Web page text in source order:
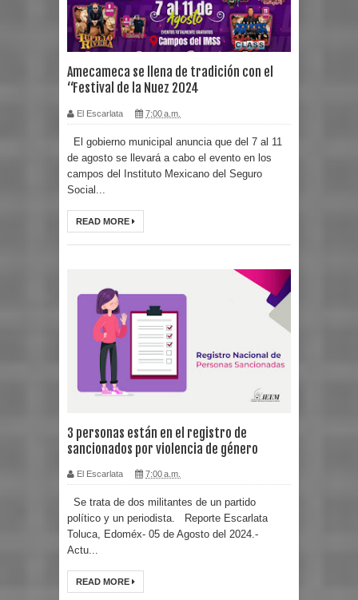
Amecameca se llena de tradición con el
“Festival de la Nuez 2024
El Escarlata 7:00 a.m.
El gobierno municipal anuncia que del 7 al 11
de agosto se llevará a cabo el evento en los
campos del Instituto Mexicano del Seguro
Social...
READ MORE
3 personas están en el registro de
sancionados por violencia de género
El Escarlata 7:00 a.m.
Se trata de dos militantes de un partido
político y un periodista. Reporte Escarlata
Toluca, Edoméx- 05 de Agosto del 2024.-
Actu...
READ MORE